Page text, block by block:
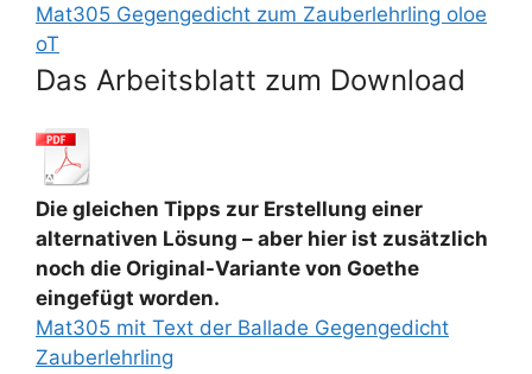
Mat305 Gegengedicht zum Zauberlehrling oloe
oT
Das Arbeitsblatt zum Download
Die gleichen Tipps zur Erstellung einer
alternativen Lösung – aber hier ist zusätzlich
noch die Original-Variante von Goethe
eingefügt worden.
Mat305 mit Text der Ballade Gegengedicht
Zauberlehrling